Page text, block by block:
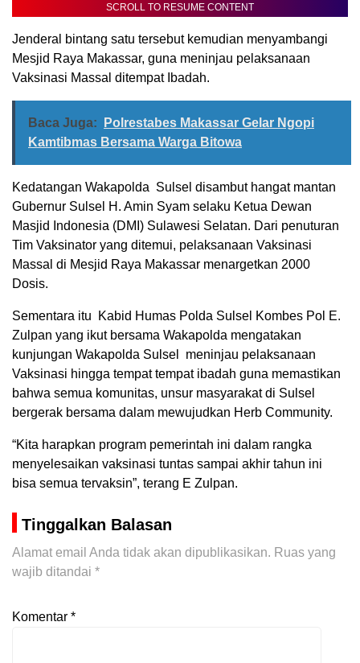
SCROLL TO RESUME CONTENT
Jenderal bintang satu tersebut kemudian menyambangi
Mesjid Raya Makassar, guna meninjau pelaksanaan
Vaksinasi Massal ditempat Ibadah.
Baca Juga:
Polrestabes Makassar Gelar Ngopi
Kamtibmas Bersama Warga Bitowa
Kedatangan Wakapolda Sulsel disambut hangat mantan
Gubernur Sulsel H. Amin Syam selaku Ketua Dewan
Masjid Indonesia (DMI) Sulawesi Selatan. Dari penuturan
Tim Vaksinator yang ditemui, pelaksanaan Vaksinasi
Massal di Mesjid Raya Makassar menargetkan 2000
Dosis.
Sementara itu Kabid Humas Polda Sulsel Kombes Pol E.
Zulpan yang ikut bersama Wakapolda mengatakan
kunjungan Wakapolda Sulsel meninjau pelaksanaan
Vaksinasi hingga tempat tempat ibadah guna memastikan
bahwa semua komunitas, unsur masyarakat di Sulsel
bergerak bersama dalam mewujudkan Herb Community.
“Kita harapkan program pemerintah ini dalam rangka
menyelesaikan vaksinasi tuntas sampai akhir tahun ini
bisa semua tervaksin”, terang E Zulpan.
Tinggalkan Balasan
Alamat email Anda tidak akan dipublikasikan. Ruas yang
wajib ditandai *
Komentar *